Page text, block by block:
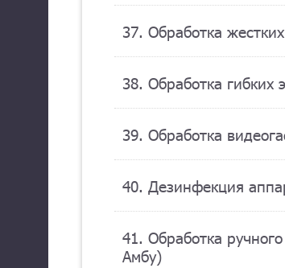
37. Обработка
38. Обработка гибких
39. Обработка
40. Дезинфекция
41. Обработка
Амбу)